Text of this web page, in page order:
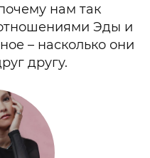
нам так
Эды и
– насколько они
другу.